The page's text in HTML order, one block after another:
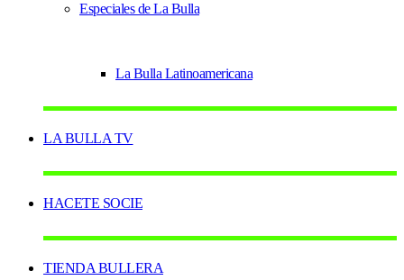
Especiales de La Bulla
La Bulla Latinoamericana
LA BULLA TV
HACETE SOCIE
TIENDA BULLERA